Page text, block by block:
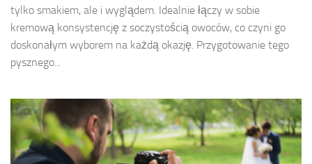
tylko smakiem, ale i wyglądem. Idealnie łączy w sobie
kremową konsystencję z soczystością owoców, co czyni go
doskonałym wyborem na każdą okazję. Przygotowanie tego
pysznego...